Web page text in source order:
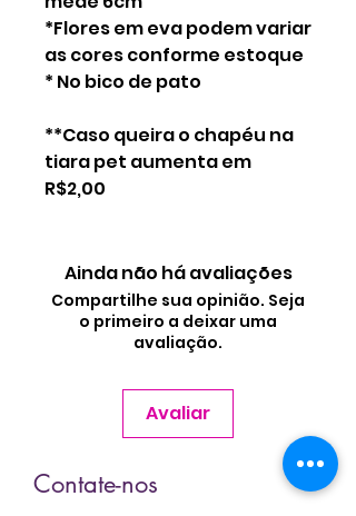
*Flores em eva podem variar
as cores conforme estoque
* No bico de pato
**Caso queira o chapéu na
tiara pet aumenta em
R$2,00
Ainda não há avaliações
Compartilhe sua opinião. Seja
o primeiro a deixar uma
avaliação.
Avaliar
Contate-nos